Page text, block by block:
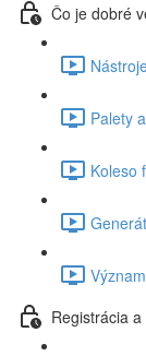
Čo je dobré
Palety
Koleso
Registrácia